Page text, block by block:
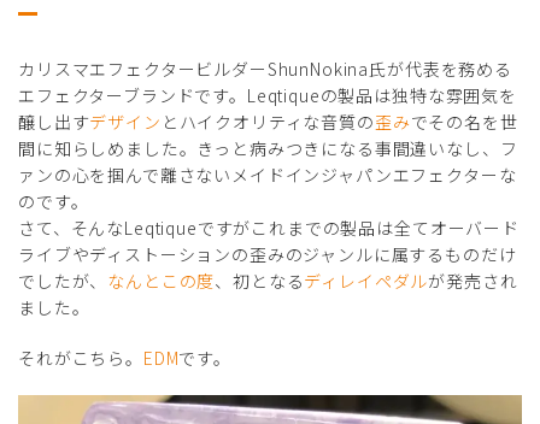
カリスマエフェクタービルダーShunNokina氏が代表を務める
エフェクターブランドです。Leqtiqueの製品は独特な雰囲気を
醸し出すデザイン とハイクオリティな音質の歪みでその名を世
間に知らしめました。きっと病みつきになる事間違いなし、フ
ァンの心を掴んで離さないメイドインジャパンエフェクターな
のです。
さて、そんなLeqtiqueですがこれまでの製品は全てオーバード
ライブやディストーションの歪みのジャンルに属するものだけ
でしたが、 なんとこの度、初となるディレイペダルが発売され
ました。
それがこちら。 EDMです。